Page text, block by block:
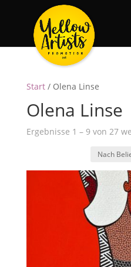
Start/ Olena Linse
Olena Linse
Ergebnisse 1 – 9 von 27